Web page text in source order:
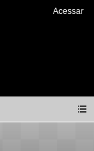
Acessar